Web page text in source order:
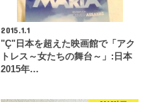
2015.1.1
"Ç"日本を超えた映画館で「アク
トレス～女たちの舞台～」:日本
2015年…